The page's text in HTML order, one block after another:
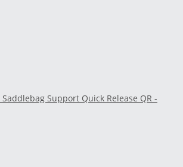
Support Quick Release QR -